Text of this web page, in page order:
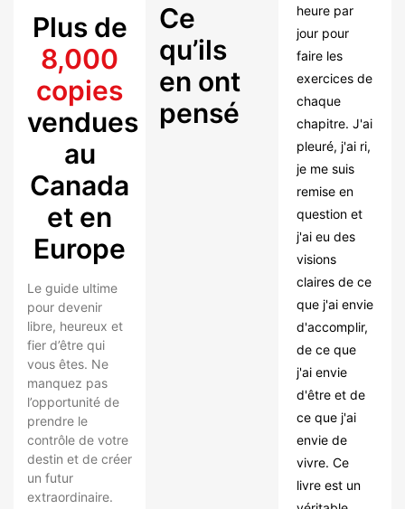
Plus de
8,000
copies
vendues
au
Canada
et en
Europe
Le guide ultime
pour devenir
libre, heureux et
fier d’être qui
vous êtes. Ne
manquez pas
l’opportunité de
prendre le
contrôle de votre
destin et de créer
un futur
extraordinaire.
Ce
qu’ils
en ont
pensé
heure par
jour pour
faire les
exercices de
chaque
chapitre. J'ai
pleuré, j'ai ri,
je me suis
remise en
question et
j'ai eu des
visions
claires de ce
que j'ai envie
d'accomplir,
de ce que
j'ai envie
d'être et de
ce que j'ai
envie de
vivre. Ce
livre est un